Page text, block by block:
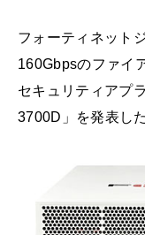
フォーティネット
160Gbpsのファイ
セキュリティアプ
3700D」を発表した